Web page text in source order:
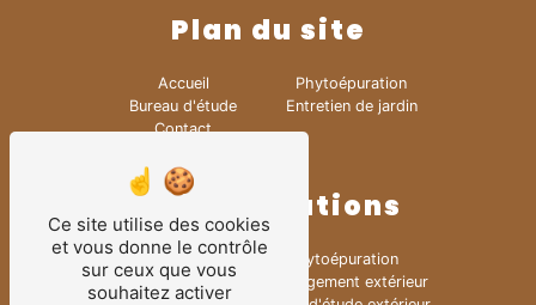
Plan du site
Accueil
Bureau d'étude
Contact
Phytoépuration
Entretien de jardin
Nos prestations
Jardinier
Paysagiste
Phytoépuration
Aménagement extérieur
Ce site utilise des cookies
et vous donne le contrôle
sur ceux que vous
souhaitez activer